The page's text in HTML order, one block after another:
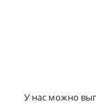
У нас можно